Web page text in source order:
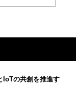
IoTの共創を推進す